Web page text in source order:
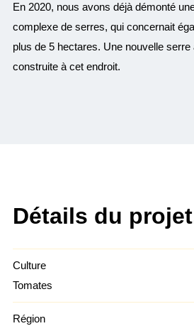
En 2020, nous avons déjà démonté
complexe de serres, qui concernait
plus de 5 hectares. Une nouvelle serre
construite à cet endroit.
Détails du
Culture
Tomates
Région